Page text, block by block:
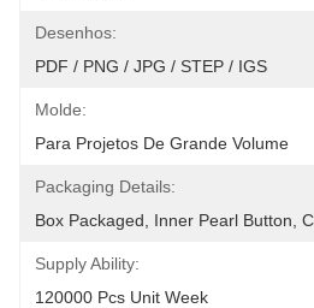
Desenhos:
PDF / PNG / JPG / STEP / IGS
Molde:
Para Projetos De Grande Volume
Packaging Details:
Box Packaged, Inner Pearl Button,
Supply Ability:
120000 Pcs Unit Week